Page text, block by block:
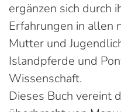
ergänzen sich durch
Erfahrungen in allen
Mutter und
Islandpferde und
Wissenschaft.
Dieses Buch vereint